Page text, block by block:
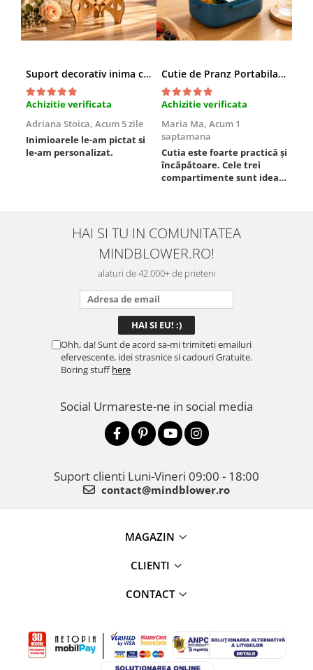
Suport decorativ inima cu mesaje, Cadou cu suflet
Achizitie verificata
Adriana Stoica, Acum 5 zile
Inimioarele le-am pictat si
le-am personalizat.
Cutie de Pranz Portabila cu Compartimente
Achizitie verificata
Maria Ma, Acum 1
saptamana
Cutia este foarte practică și
încăpătoare. Cele trei
compartimente sunt ideale
este sigură, fără scurgeri. O
folosesc aproape zilnic la
serviciu și sunt foarte
mulțumită.
HAI SI TU IN COMUNITATEA
MINDBLOWER.RO!
alaturi de 42.000+ de prieteni
Ohh, da! Sunt de acord sa-mi trimiteti emailuri
efervescente, idei strasnice si cadouri Gratuite.
Boring stuffhere
Social Urmareste-ne in social media
Suport clienti Luni-Vineri 09:00 - 18:00
contact@mindblower.ro
MAGAZIN
CLIENTI
CONTACT